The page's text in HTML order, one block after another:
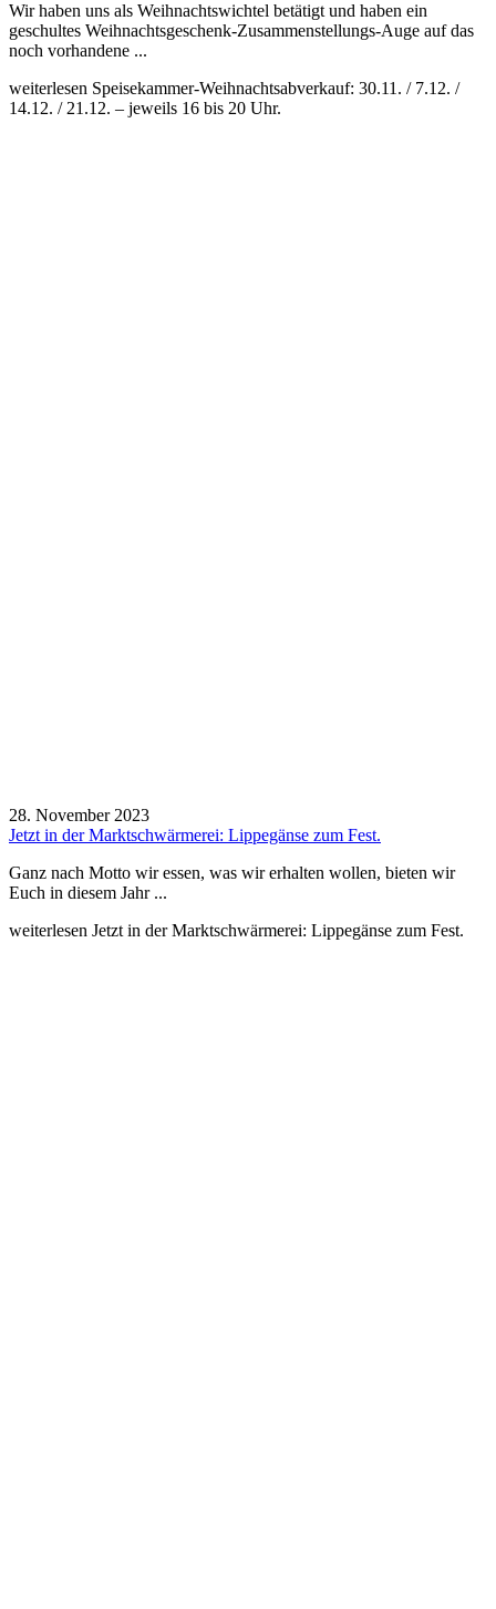
Wir haben uns als Weihnachtswichtel betätigt und haben ein
geschultes Weihnachtsgeschenk-Zusammenstellungs-Auge auf das
noch vorhandene ...
weiterlesen Speisekammer-Weihnachtsabverkauf: 30.11. / 7.12. /
14.12. / 21.12. – jeweils 16 bis 20 Uhr.
28. November 2023
Jetzt in der Marktschwärmerei: Lippegänse zum Fest.
Ganz nach Motto wir essen, was wir erhalten wollen, bieten wir
Euch in diesem Jahr ...
weiterlesen Jetzt in der Marktschwärmerei: Lippegänse zum Fest.